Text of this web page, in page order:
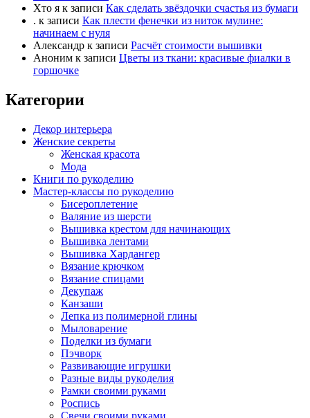
Хто я к записи Как сделать звёздочки счастья из бумаги
. к записи Как плести фенечки из ниток мулине:
начинаем с нуля
Александр к записи Расчёт стоимости вышивки
Аноним к записи Цветы из ткани: красивые фиалки в
горшочке
Категории
Декор интерьера
Женские секреты
Женская красота
Мода
Книги по рукоделию
Мастер-классы по рукоделию
Бисероплетение
Валяние из шерсти
Вышивка крестом для начинающих
Вышивка лентами
Вышивка Хардангер
Вязание крючком
Вязание спицами
Декупаж
Канзаши
Лепка из полимерной глины
Мыловарение
Поделки из бумаги
Пэчворк
Развивающие игрушки
Разные виды рукоделия
Рамки своими руками
Роспись
Свечи своими руками